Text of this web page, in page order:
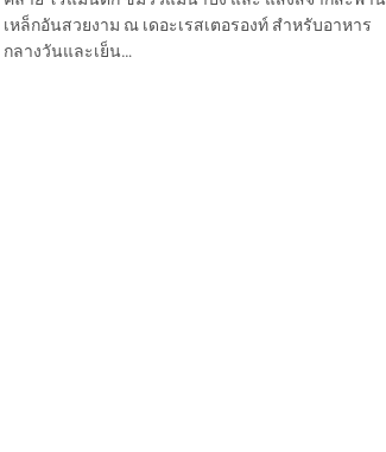
เหล็กอันสวยงาม ณ เดอะเรสเตอรองท์ สำหรับอาหาร
กลางวันและเย็น…